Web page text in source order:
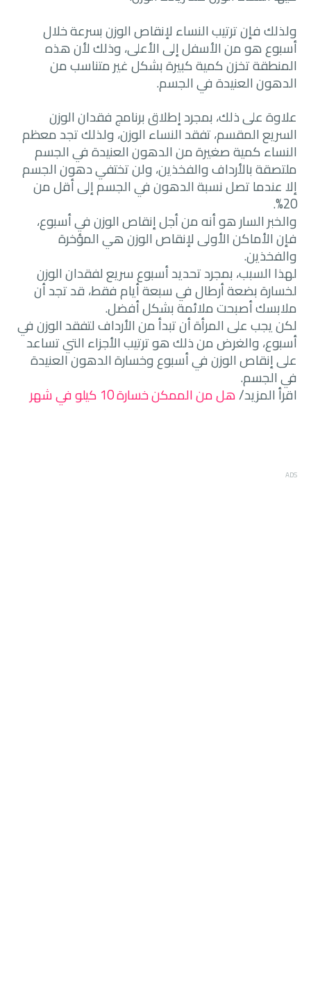
ولذلك فإن ترتيب النساء لإنقاص الوزن بسرعة خلال
أسبوع هو من الأسفل إلى الأعلى، وذلك لأن هذه
المنطقة تخزن كمية كبيرة بشكل غير متناسب من
الدهون العنيدة في الجسم.
علاوة على ذلك، بمجرد إطلاق برنامج فقدان الوزن
السريع المقسم، تفقد النساء الوزن، ولذلك تجد معظم
النساء كمية صغيرة من الدهون العنيدة في الجسم
ملتصقة بالأرداف والفخذين، ولن تختفي دهون الجسم
إلا عندما تصل نسبة الدهون في الجسم إلى أقل من
20%.
والخبر السار هو أنه من أجل إنقاص الوزن في أسبوع،
فإن الأماكن الأولى لإنقاص الوزن هي المؤخرة
والفخذين.
لهذا السبب، بمجرد تحديد أسبوع سريع لفقدان الوزن
لخسارة بضعة أرطال في سبعة أيام فقط، قد تجد أن
ملابسك أصبحت ملائمة بشكل أفضل.
لكن يجب على المرأة أن تبدأ من الأرداف لتفقد الوزن في
أسبوع، والغرض من ذلك هو ترتيب الأجزاء التي تساعد
على إنقاص الوزن في أسبوع وخسارة الدهون العنيدة
في الجسم.
اقرأ المزيد/هل من الممكن خسارة 10 كيلو في شهر
ADS